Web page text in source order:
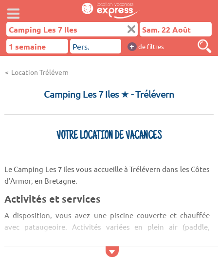
+ de filtres
Location Trélévern
Camping Les 7 Iles ★- Trélévern
VOTRE LOCATION DE VACANCES
Le Camping Les 7 Iles vous accueille à Trélévern dans les Côtes
d'Armor, en Bretagne.
Activités et services
A disposition, vous avez une piscine couverte et chauffée
avec pataugeoire. Activités variées en plein air (paddle,
conviviales sont proposées au camping les 7 Iles. Partez